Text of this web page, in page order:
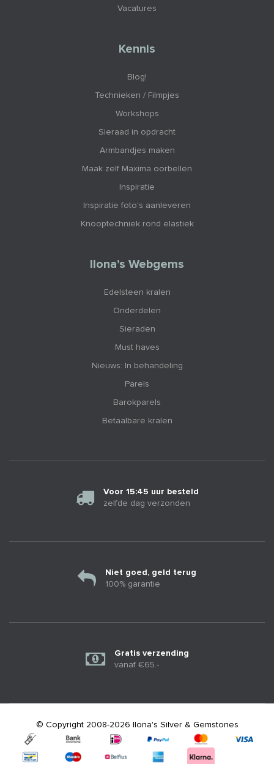
Vacatures
Kennis
Blog!
Technieken / Filmpjes
Workshops
Sieraad in opdracht
Armbandjes maken
Maak zelf Maxima oorbellen
Inspiratie
Inspiratie foto's aanleveren
Knooptechniek rond elastiek
Ilona’s Webgems
Edelsteen kralen
Onderdelen
Sieraden
Must haves
Nieuws: In behandeling
Parels
Barokparels
Betaalbare kralen
Voor 15:45 uur besteld
zelfde dag verzonden
Niet goed, geld terug
100% garantie
Gratis verzending
vanaf €65.-
© Copyright 2008-2026 Ilona's Silver & Gemstones